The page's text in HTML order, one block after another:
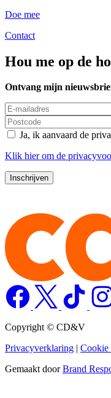
Doe mee
Contact
Hou me op de
Ontvang mijn
Ja, ik aanvaard de
Klik hierom de
Copyright © CD&V
Privacyverklaring | Cookie
Gemaakt doorBrand